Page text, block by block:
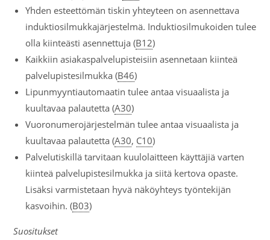
Yhden esteettömän tiskin yhteyteen on asennettava
induktiosilmukkajärjestelmä. Induktiosilmukoiden tulee
olla kiinteästi asennettuja (B12)
Kaikkiin asiakaspalvelupisteisiin asennetaan kiinteä
palvelupistesilmukka (B46)
Lipunmyyntiautomaatin tulee antaa visuaalista ja
kuultavaa palautetta (A30)
Vuoronumerojärjestelmän tulee antaa visuaalista ja
kuultavaa palautetta (A30, C10)
Palvelutiskillä tarvitaan kuulolaitteen käyttäjiä varten
kiinteä palvelupistesilmukka ja siitä kertova opaste.
Lisäksi varmistetaan hyvä näköyhteys työntekijän
kasvoihin. (B03)
Suositukset